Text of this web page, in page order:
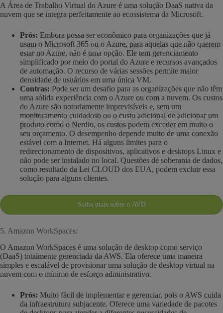
A Área de Trabalho Virtual do Azure é uma solução DaaS nativa da
nuvem que se integra perfeitamente ao ecossistema da Microsoft.
Prós: Embora possa ser econômico para organizações que já
usam o Microsoft 365 ou o Azure, para aquelas que não querem
estar no Azure, não é uma opção. Ele tem gerenciamento
simplificado por meio do portal do Azure e recursos avançados
de automação. O recurso de várias sessões permite maior
densidade de usuários em uma única VM.
Contras: Pode ser um desafio para as organizações que não têm
uma sólida experiência com o Azure ou com a nuvem. Os custos
do Azure são notoriamente imprevisíveis e, sem um
monitoramento cuidadoso ou o custo adicional de adicionar um
produto como o Nerdio, os custos podem exceder em muito o
seu orçamento. O desempenho depende muito de uma conexão
estável com a Internet. Há alguns limites para o
redirecionamento de dispositivos, aplicativos e desktops Linux e
não pode ser instalado no local. Questões de soberania de dados,
como resultado da Lei CLOUD dos EUA, podem excluir essa
solução para alguns clientes.
Saiba mais sobre o AVD
5. Amazon WorkSpaces:
O Amazon WorkSpaces é uma solução de desktop como serviço
(DaaS) totalmente gerenciada da AWS. Ela oferece uma maneira
simples e escalável de provisionar uma solução de desktop virtual na
nuvem com o mínimo de esforço administrativo.
Prós: Muito fácil de implementar e gerenciar, pois o AWS cuida
da infraestrutura subjacente. Oferece uma variedade de pacotes